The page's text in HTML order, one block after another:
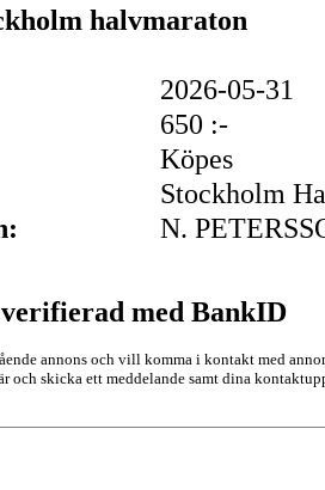
halvmaraton
2026-05-31
650 :-
Köpes
Stockholm
N.
med BankID
annons och vill komma i kontakt med
och skicka ett meddelande samt dina